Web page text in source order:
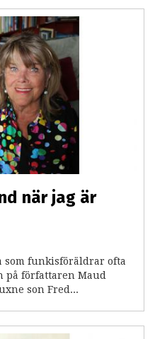
när jag är
som funkisföräldrar ofta
på författaren Maud
son Fred...